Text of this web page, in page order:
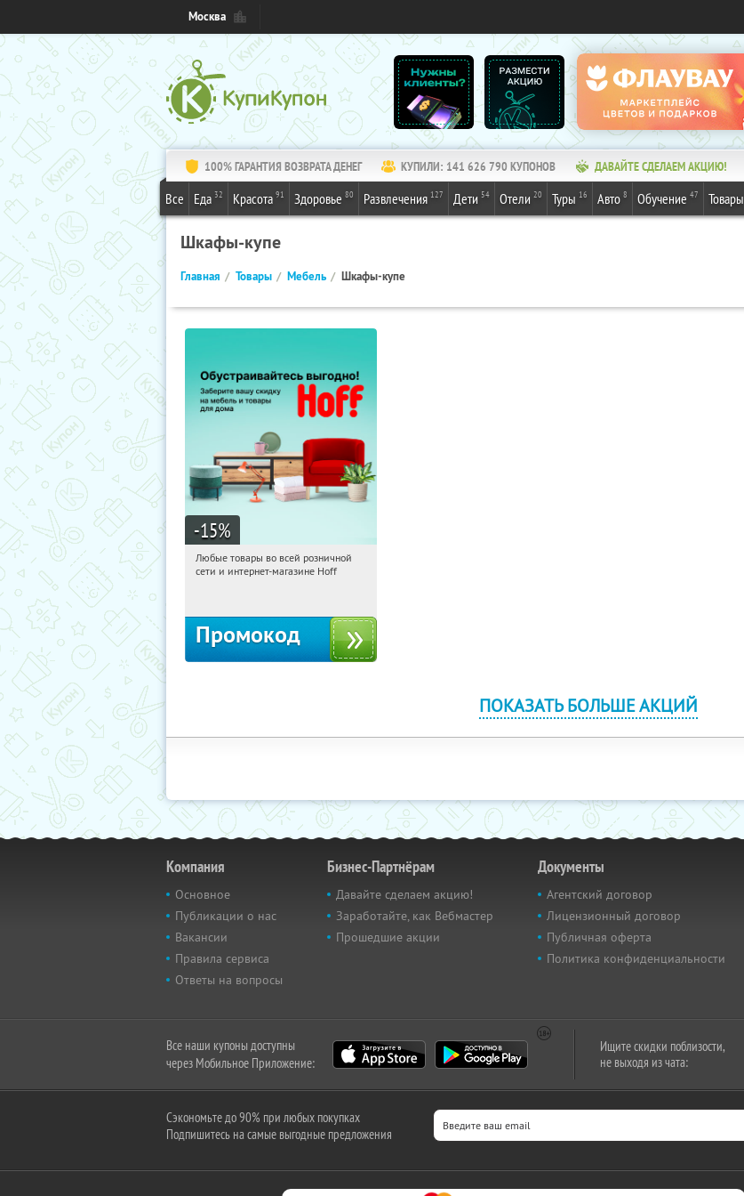
Москва
100% ГАРАНТИЯ ВОЗВРАТА ДЕНЕГ КУПИЛИ: 141 626 790КУПОНОВ ДАВАЙТЕ СДЕЛАЕМ АКЦИЮ!
Все Еда 32 Красота 91 Здоровье 80 Развлечения 127 Дети 54 Отели 20 Туры 16 Авто 8 Обучение 47 Товары
Шкафы-купе
Главная Товары Мебель Шкафы-купе
-15%
22:27:25 Получили:
Любые товары во всей розничной
сети и интернет-магазине Hoff
Промокод
ПОКАЗАТЬ БОЛЬШЕ АКЦИЙ
Компания
Основное
Публикации о нас
Вакансии
Правила сервиса
Ответы на вопросы
Бизнес-Партнёрам
Давайте сделаем акцию!
Заработайте, как Вебмастер
Прошедшие акции
Документы
Агентский договор
Лицензионный договор
Публичная оферта
Политика конфиденциальности
Все наши купоны доступны
через Мобильное Приложение:
Ищите скидки поблизости,
не выходя из чата:
Сэкономьте до 90% при любых покупках
Подпишитесь на самые выгодные предложения